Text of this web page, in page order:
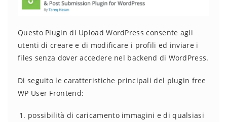
Questo Plugin di Upload WordPress consente agli
utenti di creare e di modificare i profili ed inviare i
files senza dover accedere nel backend di WordPress.
Di seguito le caratteristiche principali del plugin free
WP User Frontend:
possibilità di caricamento immagini e di qualsiasi